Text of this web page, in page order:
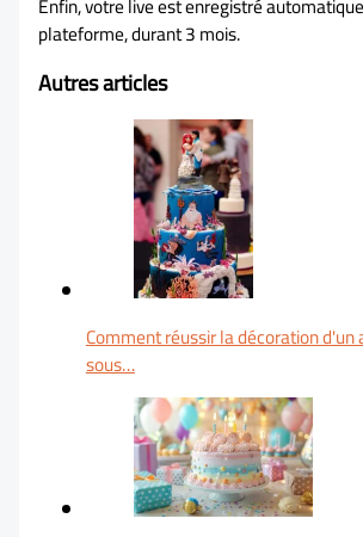
Enfin, votre live est enregistré
plateforme, durant 3 mois.
Autres articles
Comment réussir la décoration d'un
sous…